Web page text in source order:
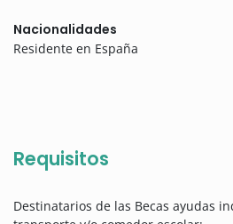
Nacionalidades
Residente en España
Requisitos
Destinatarios de las Becas ayudas